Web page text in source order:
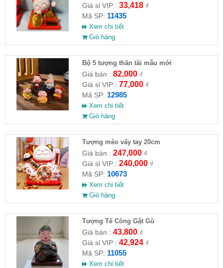
Giá sỉ VIP : 33,418₫
Mã SP: 11435
Xem chi tiết
Giỏ hàng
Bộ 5 tượng thần tài mẫu mới
Giá bán : 82,000₫
Giá sỉ VIP : 77,000₫
Mã SP: 12985
Xem chi tiết
Giỏ hàng
Tượng mèo vẩy tay 20cm
Giá bán : 247,000₫
Giá sỉ VIP : 240,000₫
Mã SP: 10673
Xem chi tiết
Giỏ hàng
Tượng Tế Công Gật Gù
Giá bán : 43,800₫
Giá sỉ VIP : 42,924₫
Mã SP: 11055
Xem chi tiết